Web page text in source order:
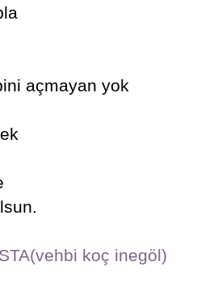
açmayan yok
koç inegöl)